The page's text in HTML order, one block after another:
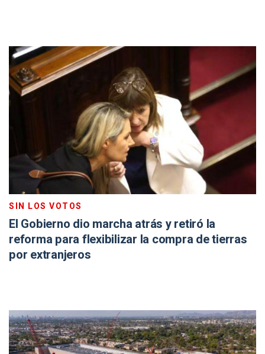
SIN LOS VOTOS
El Gobierno dio marcha atrás y retiró la
reforma para flexibilizar la compra de tierras
por extranjeros